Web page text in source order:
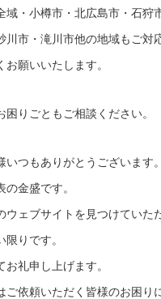
・小樽市・北広島市・石狩
川市・滝川市他の地域もご対
願いいたします。
困りごともご相談ください。
いつもありがとうございます。
金盛です。
ウェブサイトを見つけていた
りです。
礼申し上げます。
ご依頼いただく皆様のお困り